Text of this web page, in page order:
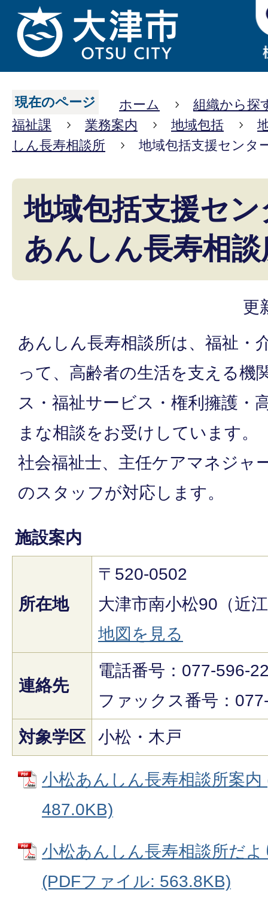
現在のページ ホーム
組織から探
福祉課
業務案内 地域包括
しん長寿相談所
地域包括支援セン
地域包括支援セ
あんしん長寿相談
更
あんしん長寿相談所は、福祉・
って、高齢者の生活を支える機
ス・福祉サービス・権利擁護・
まな相談をお受けしています。
社会福祉士、主任ケアマネジャ
のスタッフが対応します。
施設案内
所在地
〒520-0502
大津市南小松90（近
地図を見る
連絡先
電話番号：077-596-
ファックス番号：
対象学区
小松・木戸
小松あんしん長寿相談所案
487.0KB)
小松あんしん長寿相談所だ
(PDFファイル: 563.8KB)